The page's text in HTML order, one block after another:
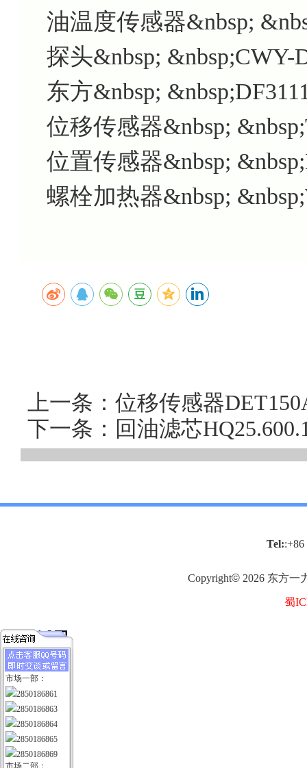
油温度传感器&nbsp;
探头&nbsp; &nbsp;CWY-
东方&nbsp;
位移传感器&nbsp;
位置传感器&nbsp;
螺栓加热器&nbsp;
上一条：位移传感器
下一条：回油滤芯
Tel::+86
Copyright© 2026 东方一
蜀
市场一部：
2850186861
2850186863
2850186864
2850186865
2850186869